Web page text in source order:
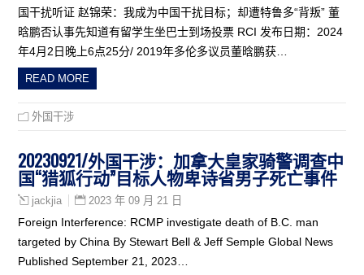
国干扰听证 赵锦荣：我成为中国干扰目标；却遭特鲁多“背叛” 董
晗鹏否认事先知道有留学生坐巴士到场投票 RCI 发布日期：2024
年4月2日晚上6点25分/ 2019年多伦多议员董晗鹏获…
READ MORE
外国干涉
20230921/外国干涉：加拿大皇家骑警调查中
国“猎狐行动”目标人物卑诗省男子死亡事件
jackjia 2023 年 09 月 21 日
Foreign Interference: RCMP investigate death of B.C. man
targeted by China By Stewart Bell & Jeff Semple Global News
Published September 21, 2023…